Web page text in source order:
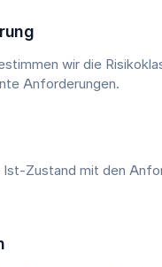
wir die
Anforderungen.
Ist-Zustand mit den